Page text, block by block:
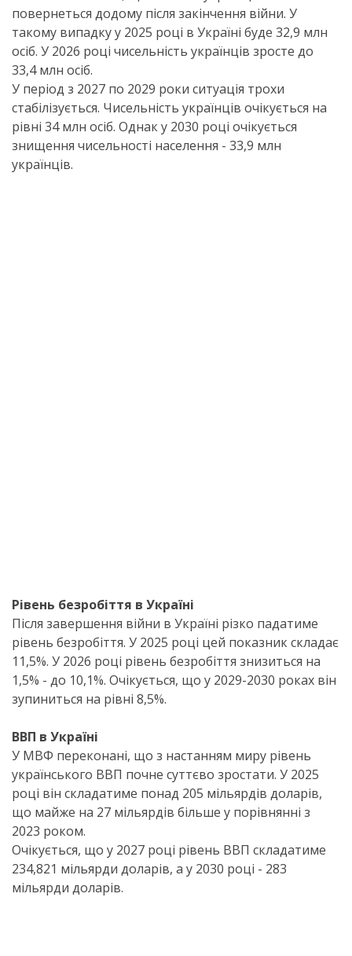
повернеться додому після закінчення війни. У
такому випадку у 2025 році в Україні буде 32,9 млн
осіб. У 2026 році чисельність українців зросте до
33,4 млн осіб.
У період з 2027 по 2029 роки ситуація трохи
стабілізується. Чисельність українців очікується на
рівні 34 млн осіб. Однак у 2030 році очікується
знищення чисельності населення - 33,9 млн
українців.
Рівень безробіття в Україні
Після завершення війни в Україні різко падатиме
рівень безробіття. У 2025 році цей показник складає
11,5%. У 2026 році рівень безробіття знизиться на
1,5% - до 10,1%. Очікується, що у 2029-2030 роках він
зупиниться на рівні 8,5%.
ВВП в Україні
У МВФ переконані, що з настанням миру рівень
українського ВВП почне суттєво зростати. У 2025
році він складатиме понад 205 мільярдів доларів,
що майже на 27 мільярдів більше у порівнянні з
2023 роком.
Очікується, що у 2027 році рівень ВВП складатиме
234,821 мільярди доларів, а у 2030 році - 283
мільярди доларів.